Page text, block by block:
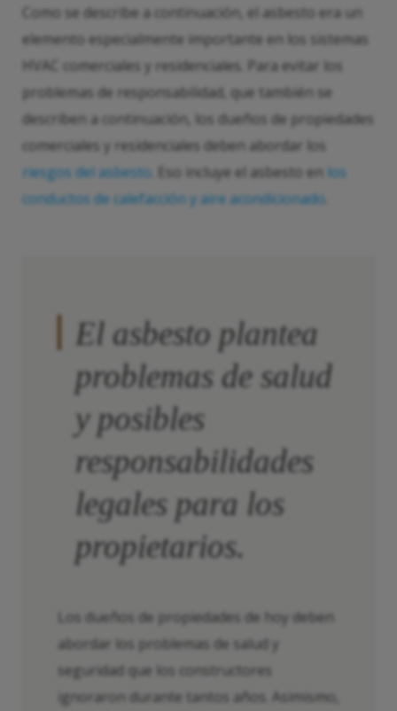
Como se describe a continuación, el asbesto era un
elemento especialmente importante en los sistemas
HVAC comerciales y residenciales. Para evitar los
problemas de responsabilidad, que también se
describen a continuación, los dueños de propiedades
comerciales y residenciales deben abordar los
riesgos del asbesto . Eso incluye el asbesto en los
conductos de calefacción y aire acondicionado
El asbesto plantea
problemas de salud
y posibles
responsabilidades
legales para los
propietarios.
Los dueños de propiedades de hoy deben
abordar los problemas de salud y
seguridad que los constructores
ignoraron durante tantos años. Asimismo,